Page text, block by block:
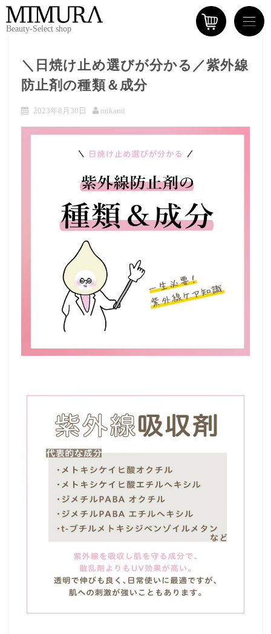
Beauty-Select shop
＼日焼け止め選びが分かる／紫外線
防止剤の種類＆成分
2023年8月30日 mikami